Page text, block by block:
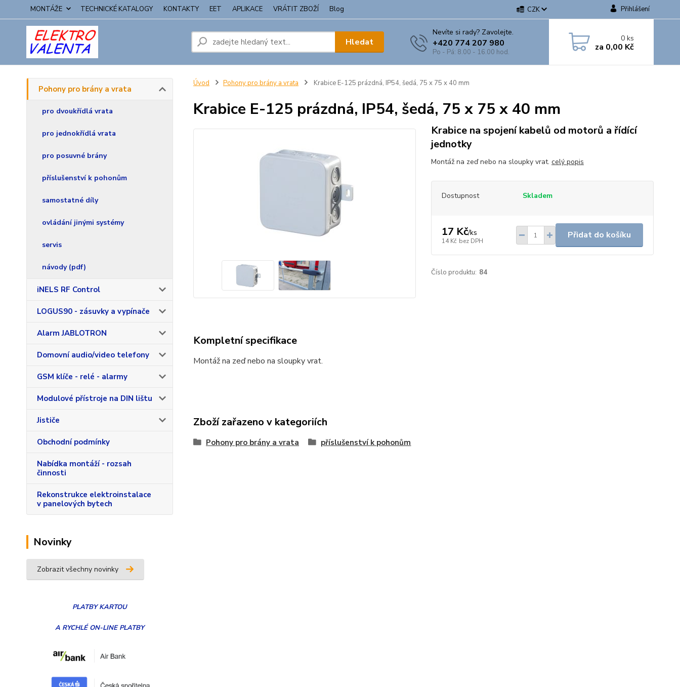
MONTÁŽE TECHNICKÉ KATALOGY KONTAKTY EET APLIKACE VRÁTIT ZBOŽÍ Blog CZK Přihlášení
Hledat
Nevíte si rady? Zavolejte.
+420 774 207 980
Po - Pá: 8.00 - 16.00 hod.
0ks
za 0,00 Kč
Pohony pro brány a vrata
pro dvoukřídlá vrata
pro jednokřídlá vrata
pro posuvné brány
příslušenství k pohonům
samostatné díly
ovládání jinými systémy
servis
návody (pdf)
iNELS RF Control
LOGUS90 - zásuvky a vypínače
Alarm JABLOTRON
Domovní audio/video telefony
GSM klíče - relé - alarmy
Modulové přístroje na DIN lištu
Jističe
Obchodní podmínky
Nabídka montáží - rozsah
činnosti
Rekonstrukce elektroinstalace
v panelových bytech
Novinky
Zobrazit všechny novinky
PLATBYKARTOU
A RYCHLÉ ON-LINE PLATBY
Úvod Pohony pro brány a vrata Krabice E-125 prázdná, IP54, šedá, 75 x 75 x 40 mm
Krabice E-125 prázdná, IP54, šedá, 75 x 75 x 40 mm
Krabice na spojení kabelů od motorů a řídící
jednotky
Montáž na zeď nebo na sloupky vrat. celý popis
Dostupnost Skladem
17 Kč/ks
14 Kč bez DPH
Přidat do košíku
Číslo produktu: 84
Kompletní specifikace
Montáž na zeď nebo na sloupky vrat.
Zboží zařazeno v kategoriích
Pohony pro brány a vrata příslušenství k pohonům